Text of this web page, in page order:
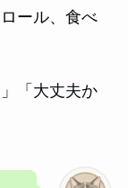
ール、食べ
「大丈夫か